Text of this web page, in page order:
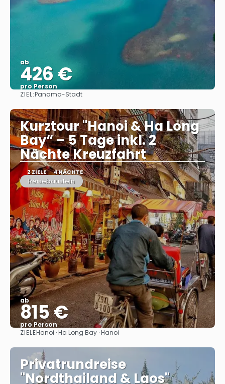
ab
426 €
pro Person
ZIEL:Panama-Stadt
Kurztour "Hanoi & Ha Long
Bay“ – 5 Tage inkl. 2
Nächte Kreuzfahrt
2 ZIELE 4 NÄCHTE
Reisebaustein
ab
815 €
pro Person
Sehen
ZIELEHanoi · Ha Long Bay · Hanoi
Privatrundreise
"Nordthailand & Laos"